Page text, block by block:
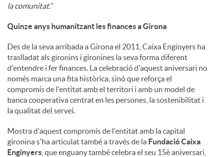
la comunitat.”
Quinze anys humanitzant les finances a Girona
Des de la seva arribada a Girona el 2011, Caixa Enginyers ha
traslladat als gironins i gironines la seva forma diferent
d'entendre i fer finances. La celebració d'aquest aniversari no
només marca una fita històrica, sinó que reforça el
compromís de l'entitat amb el territori i amb un model de
banca cooperativa centrat en les persones, la sostenibilitat i
la qualitat del servei.
Mostra d'aquest compromís de l'entitat amb la capital
gironina s'ha articulat també a través de la Fundació Caixa
Enginyers , que enguany també celebra el seu 15è aniversari,